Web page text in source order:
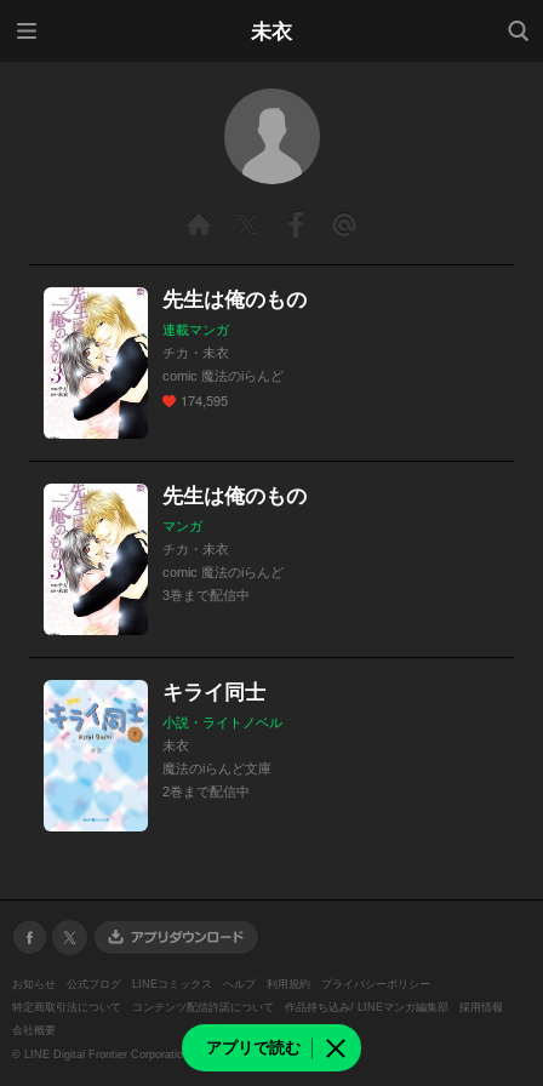
未衣
検索
アプリで読む
先生は俺のもの
連載マンガ
チカ・未衣
comic 魔法のiらんど
174,595
先生は俺のもの
マンガ
チカ・未衣
comic 魔法のiらんど
3巻まで配信中
キライ同士
小説・ライトノベル
未衣
魔法のiらんど文庫
2巻まで配信中
お知らせ 公式ブログ LINEコミックス ヘルプ 利用規約
プライバシーポリシー
特定商取引法について
コンテンツ配信許諾について 作品持ち込み/ LINEマンガ編集部
採用情報
会社概要
© LINE Digital Frontier Corporation